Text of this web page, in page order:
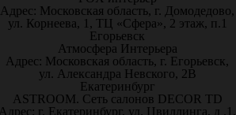
Адрес: Московская область, г. Домодедово,
ул. Корнеева, 1, ТЦ «Сфера», 2 этаж, п.1
Егорьевск
Атмосфера Интерьера
Адрес: Московская область, г. Егорьевск,
ул. Александра Невского, 2В
Екатеринбург
ASTROOM. Сеть салонов DECOR TD
г. Екатеринбург, ул. Цвиллинга, д .1,